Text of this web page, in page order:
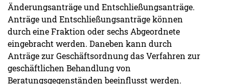
Änderungsanträge und Entschließungsanträge.
Anträge und Entschließungsanträge können
durch eine Fraktion oder sechs Abgeordnete
eingebracht werden. Daneben kann durch
Anträge zur Geschäftsordnung das Verfahren zur
geschäftlichen Behandlung von
Beratungsgegenständen beeinflusst werden.